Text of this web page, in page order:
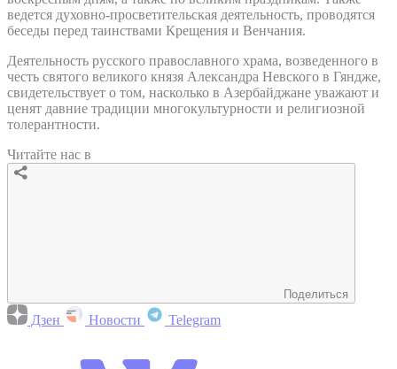
ведется духовно-просветительская деятельность, проводятся
беседы перед таинствами Крещения и Венчания.
Деятельность русского православного храма, возведенного в
честь святого великого князя Александра Невского в Гяндже,
свидетельствует о том, насколько в Азербайджане уважают и
ценят давние традиции многокультурности и религиозной
толерантности.
Читайте нас в
Поделиться
Дзен Новости Telegram